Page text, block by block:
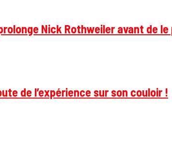
Nick Rothweiler avant de
de l’expérience sur son couloir !